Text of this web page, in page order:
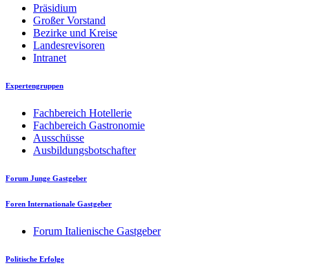
Präsidium
Großer Vorstand
Bezirke und Kreise
Landesrevisoren
Intranet
Expertengruppen
Fachbereich Hotellerie
Fachbereich Gastronomie
Ausschüsse
Ausbildungsbotschafter
Forum Junge Gastgeber
Foren Internationale Gastgeber
Forum Italienische Gastgeber
Politische Erfolge